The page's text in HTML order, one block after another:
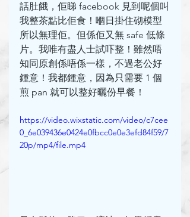
話肚餓，佢睇 facebook 見到呢個叫
我整茶點比佢食！嗰日掛住砌模型
所以無理佢。但係佢又無 safe 低條
片。我唯有盡人士試吓整！雖然唔
知同原創係唔係一樣，不過老公好
鍾意！我都鍾意，因為只需要 1 個
煎 pan 就可以整好曬份早餐！
https://video.wixstatic.com/video/c7cee
0_6e039436e0424e0fbcc0e0e3efd84f59/7
20p/mp4/file.mp4